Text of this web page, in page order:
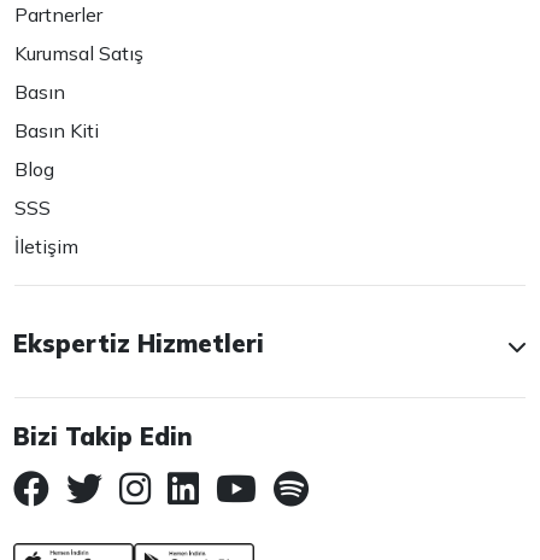
Partnerler
Kurumsal Satış
Basın
Basın Kiti
Blog
SSS
İletişim
Ekspertiz Hizmetleri
Bizi Takip Edin